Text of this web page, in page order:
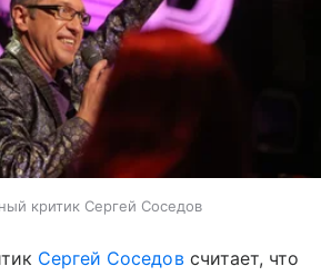
критик Сергей Соседов
Сергей Соседовсчитает, что